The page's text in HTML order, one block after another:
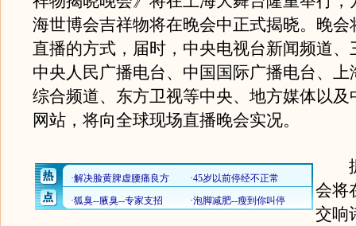
海世博会吉祥物将在晚会中正式揭晓。晚会
直播的方式，届时，中央电视台新闻频道、
中央人民广播电台、中国国际广播电台、上
综合频道、东方卫视等中央、地方媒体以及
网站，将向全球现场直播晚会实况。
据
会将
交响